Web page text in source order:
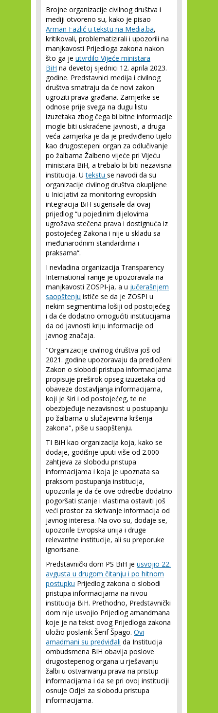
Brojne organizacije civilnog društva i
mediji otvoreno su, kako je pisao
Arman Fazlić u tekstu na Media.ba,
kritikovali, problematizirali i upozorili na
manjkavosti Prijedloga zakona nakon
što ga je utvrdilo Vijeće ministara
BiH na devetoj sjednici 12. aprila 2023.
godine. Predstavnici medija i civilnog
društva smatraju da će novi zakon
ugroziti prava građana. Zamjerke se
odnose prije svega na dugu listu
izuzetaka zbog čega bi bitne informacije
mogle biti uskraćene javnosti, a druga
veća zamjerka je da je predviđeno tijelo
kao drugostepeni organ za odlučivanje
po žalbama Žalbeno vijeće pri Vijeću
ministara BiH, a trebalo bi biti nezavisna
institucija. Utekstu se navodi da su
organizacije civilnog društva okupljene
u Inicijativi za monitoring evropskih
integracija BiH sugerisale da ovaj
prijedlog “u pojedinim dijelovima
ugrožava stečena prava i dostignuća iz
postojećeg Zakona i nije u skladu sa
međunarodnim standardima i
praksama“.
I nevladina organizacija Transparency
International ranije je upozoravala na
manjkavosti ZOSPI-ja, a u jučerašnjem
saopštenju ističe se da je ZOSPI u
nekim segmentima lošiji od postojećeg
i da će dodatno omogućiti institucijama
da od javnosti kriju informacije od
javnog značaja.
"Organizacije civilnog društva još od
2021. godine upozoravaju da predloženi
Zakon o slobodi pristupa informacijama
propisuje preširok opseg izuzetaka od
obaveze dostavljanja informacijama,
koji je širi i od postojećeg, te ne
obezbjeđuje nezavisnost u postupanju
po žalbama u slučajevima kršenja
zakona", piše u saopštenju.
TI BiH kao organizacija koja, kako se
dodaje, godišnje uputi više od 2.000
zahtjeva za slobodu pristupa
informacijama i koja je upoznata sa
praksom postupanja institucija,
upozorila je da će ove odredbe dodatno
pogoršati stanje i vlastima ostaviti još
veći prostor za skrivanje informacija od
javnog interesa. Na ovo su, dodaje se,
upozorile Evropska unija i druge
relevantne institucije, ali su preporuke
ignorisane.
Predstavnički dom PS BiH je usvojio 22.
avgusta u drugom čitanju i po hitnom
postupku Prijedlog zakona o slobodi
pristupa informacijama na nivou
institucija BiH. Prethodno, Predstavnički
dom nije usvojio Prijedlog amandmana
koje je na tekst ovog Prijedloga zakona
uložio poslanik Šerif Špago. Ovi
amadmani su predviđali da Institucija
ombudsmena BiH obavlja poslove
drugostepenog organa u rješavanju
žalbi u ostvarivanju prava na pristup
informacijama i da se pri ovoj instituciji
osnuje Odjel za slobodu pristupa
informacijama.